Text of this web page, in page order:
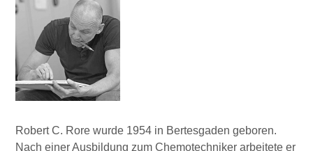
Robert C. Rore wurde 1954 in Bertesgaden geboren.
Nach einer Ausbildung zum Chemotechniker arbeitete er